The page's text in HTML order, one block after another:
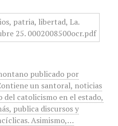
publicado por
un santoral, noticias
del catolicismo en el estado,
publica discursos y
Asimismo,…